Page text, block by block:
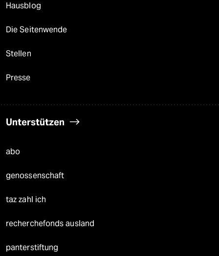
Hausblog
Die Seitenwende
Stellen
Presse
Unterstützen
abo
genossenschaft
taz zahl ich
recherchefonds ausland
panterstiftung